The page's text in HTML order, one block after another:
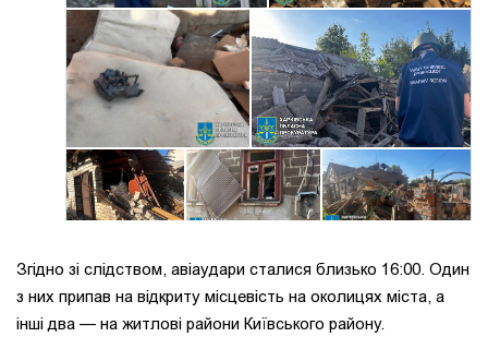
Згідно зі слідством, авіаудари сталися близько 16:00. Один
з них припав на відкриту місцевість на околицях міста, а
інші два — на житлові райони Київського району.